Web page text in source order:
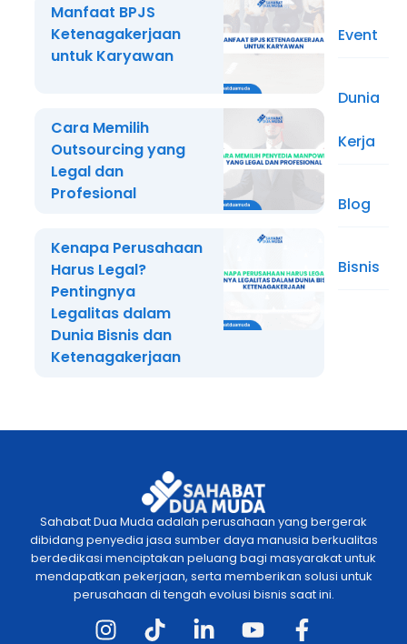
Manfaat BPJS
Ketenagakerjaan
untuk Karyawan
Cara Memilih
Outsourcing yang
Legal dan
Profesional
Kenapa Perusahaan
Harus Legal?
Pentingnya
Legalitas dalam
Dunia Bisnis dan
Ketenagakerjaan
Event
Dunia
Kerja
Blog
Bisnis
Sahabat Dua Muda adalah perusahaan yang bergerak
dibidang penyedia jasa sumber daya manusia berkualitas
berdedikasi menciptakan peluang bagi masyarakat untuk
mendapatkan pekerjaan, serta memberikan solusi untuk
perusahaan di tengah evolusi bisnis saat ini.